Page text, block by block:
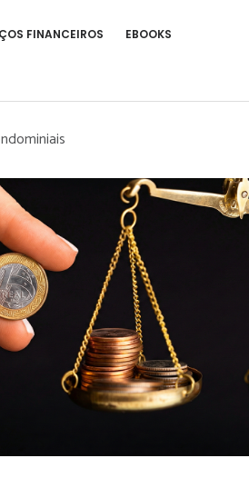
FINANCEIROS EBOOKS